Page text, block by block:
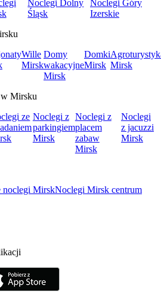
Noclegi Dolny
Śląsk
Noclegi Góry
Izerskie
Wille
Mirsk
Domy
wakacyjne
Mirsk
Domki
Mirsk Mirsk
Mirsku
ze Noclegi z
parkingiem
Mirsk
Noclegi z
placem
zabaw
Mirsk
Noclegi
z jacuzzi
Mirsk
noclegi MirskNoclegi Mirsk centrum